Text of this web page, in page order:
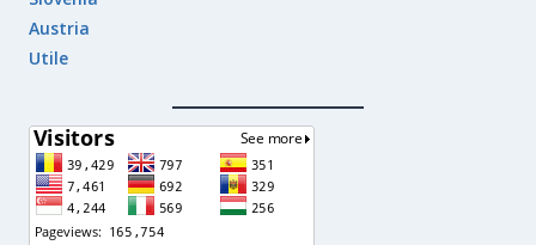
Austria
Utile